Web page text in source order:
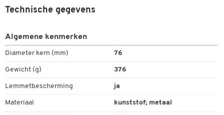
Technische gegevens
Algemene kenmerken
Diameter kern (mm) 76
Gewicht (g) 376
Lemmetbescherming ja
Materiaal kunststof; metaal
Dubbelklik om in te zoomen